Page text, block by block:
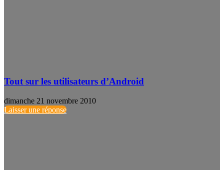
Tout sur les utilisateurs d’Android
dimanche 21 novembre 2010
Laisser une réponse